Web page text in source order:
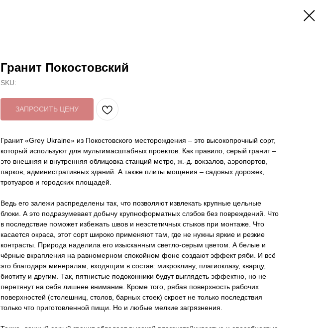
Гранит Покостовский
SKU:
ЗАПРОСИТЬ ЦЕНУ
Гранит «Grey Ukraine» из Покостовского месторождения – это высокопрочный сорт,
который используют для мультимасштабных проектов. Как правило, серый гранит –
это внешняя и внутренняя облицовка станций метро, ж.-д. вокзалов, аэропортов,
парков, административных зданий. А также плиты мощения – садовых дорожек,
тротуаров и городских площадей.
Ведь его залежи распределены так, что позволяют извлекать крупные цельные
блоки. А это подразумевает добычу крупноформатных слэбов без повреждений. Что
в последствие поможет избежать швов и неэстетичных стыков при монтаже. Что
касается окраса, этот сорт широко применяют там, где не нужны яркие и резкие
контрасты. Природа наделила его изысканным светло-серым цветом. А белые и
чёрные вкрапления на равномерном спокойном фоне создают эффект ряби. И всё
это благодаря минералам, входящим в состав: микроклину, плагиоклазу, кварцу,
биотиту и другим. Так, пятнистые подоконники будут выглядеть эффектно, но не
перетянут на себя лишнее внимание. Кроме того, рябая поверхность рабочих
поверхностей (столешниц, столов, барных стоек) скроет не только последствия
только что приготовленной пищи. Но и любые мелкие загрязнения.